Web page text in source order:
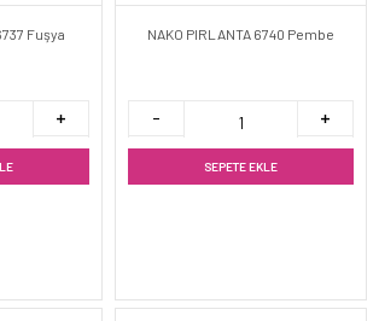
Fuşya NAKO PIRLANTA 6740 Pembe
SEPETE EKLE